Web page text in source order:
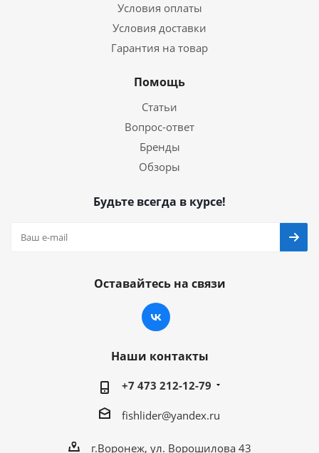
Условия оплаты
Условия доставки
Гарантия на товар
Помощь
Статьи
Вопрос-ответ
Бренды
Обзоры
Будьте всегда в курсе!
Оставайтесь на связи
Наши контакты
+7 473 212-12-79
fishlider@yandex.ru
г.Воронеж, ул. Ворошилова 43